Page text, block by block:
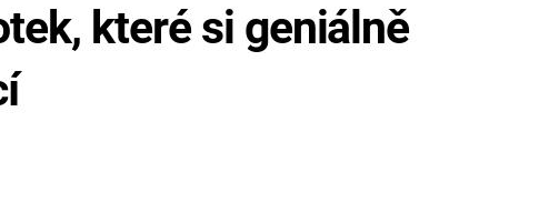
které si geniálně